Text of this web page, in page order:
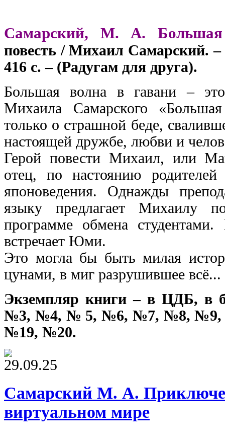
Самарский, М. А.
повесть / Михаил Самарский.
416 с. – (Радугам для друга).
Большая волна в гавани –
Михаила Самарского
только о страшной беде,
настоящей дружбе, любви и
Герой повести Михаил, или
отец, по настоянию родителей
японоведения. Однажды
языку предлагает Михаилу
программе обмена
встречает Юми.
Это могла бы быть милая
цунами, в миг разрушившее всё...
Экземпляр книги – в ЦДБ, в
№3, №4, № 5, №6, №7, №8, №9,
№19, №20.
29.09.25
Самарский М. А.
виртуальном мире